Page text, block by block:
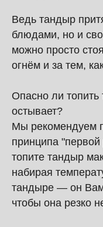
Ведь тандыр
блюдами, но и
можно просто
огнём и за тем,
Опасно ли
остывает?
Мы рекомендуем
принципа
топите тандыр
набирая
тандыре — он Вам
чтобы она резко